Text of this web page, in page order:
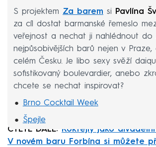
S projektem Za barem si Pavlína
za cíl dostat barmanské řemeslo
veřejnost a nechat ji nahlédnout do
nejpůsobivějších barů nejen v
celém Česku. Je libo sexy svěží
sofistikovaný boulevardier, anebo
chcete se nechat inspirovat?
Brno Cocktail Week
Špejle
Bugsy´s Bar
ČTĚTE DÁLE: Koktejly jako
V novém baru Forbína si můžete